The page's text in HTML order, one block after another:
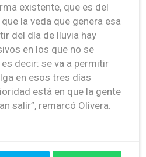
existente, que es del
la veda que genera esa
del día de lluvia hay
en los que no se
decir: se va a permitir
en esos tres días
está en que la gente
salir”, remarcó Olivera.